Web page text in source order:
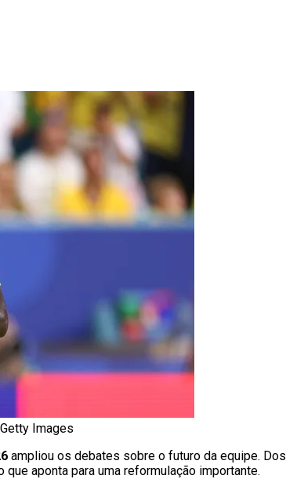
Images
ampliou os debates sobre o futuro da equipe. Dos
que aponta para uma reformulação importante.